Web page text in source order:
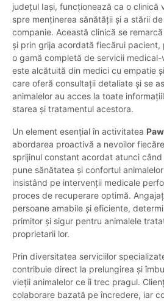
județul Iași, funcționează ca o clinică
spre menținerea sănătății și a stării
companie. Această clinică se
și prin grija acordată fiecărui
o gamă completă de servicii medical-
este alcătuită din medici cu empatie
care oferă consultații detaliate și se
animalelor au acces la toate
starea și tratamentul acestora.
Un element esențial în activitatea
abordarea proactivă a nevoilor
sprijinul constant acordat atunci când
pune sănătatea și confortul
insistând pe intervenții medicale
proces de recuperare optimă.
persoane amabile și eficiente,
primitor și sigur pentru animalele
proprietarii lor.
Prin diversitatea serviciilor
contribuie direct la prelungirea și
vieții animalelor ce îi trec pragul.
colaborare bazată pe încredere, iar